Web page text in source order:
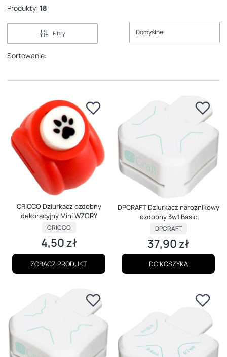
Produkty: 18
Filtry
Sortowanie:
Domyślne
CRICCO Dziurkacz ozdobny
dekoracyjny Mini WZORY
PRODUCENT
CRICCO
Cena
4,50 zł
ZOBACZ PRODUKT
DPCRAFT Dziurkacz narożnikowy
ozdobny 3w1 Basic
PRODUCENT
DPCRAFT
Cena
37,90 zł
DO KOSZYKA